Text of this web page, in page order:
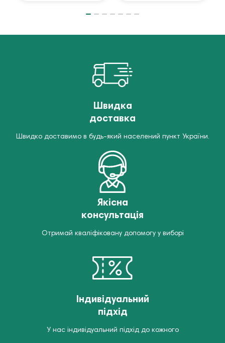
Швидка
доставка
Швидко доставимо в будь-який населений пункт України.
Якісна
консультація
Отримай кваліфіковану допомогу у виборі
Індивідуальний
підхід
У нас індивідуальний підхід до кожного